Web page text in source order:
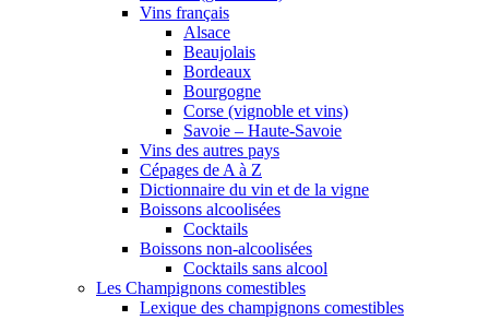
Vins français
Alsace
Beaujolais
Bordeaux
Bourgogne
Corse (vignoble et vins)
Savoie – Haute-Savoie
Vins des autres pays
Cépages de A à Z
Dictionnaire du vin et de la vigne
Boissons alcoolisées
Cocktails
Boissons non-alcoolisées
Cocktails sans alcool
Les Champignons comestibles
Lexique des champignons comestibles